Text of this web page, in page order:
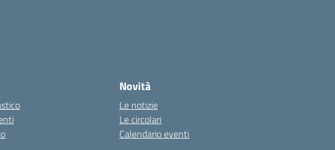
Novità
Le notizie
Le circolari
Calendario eventi